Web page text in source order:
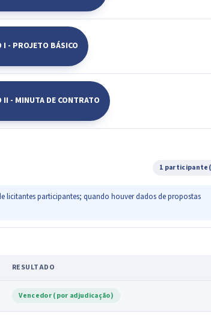
- PROJETO BÁSICO
- MINUTA DE CONTRATO
1
licitantes participantes; quando houver dados de propostas
RESULTADO
Vencedor (por adjudicação)